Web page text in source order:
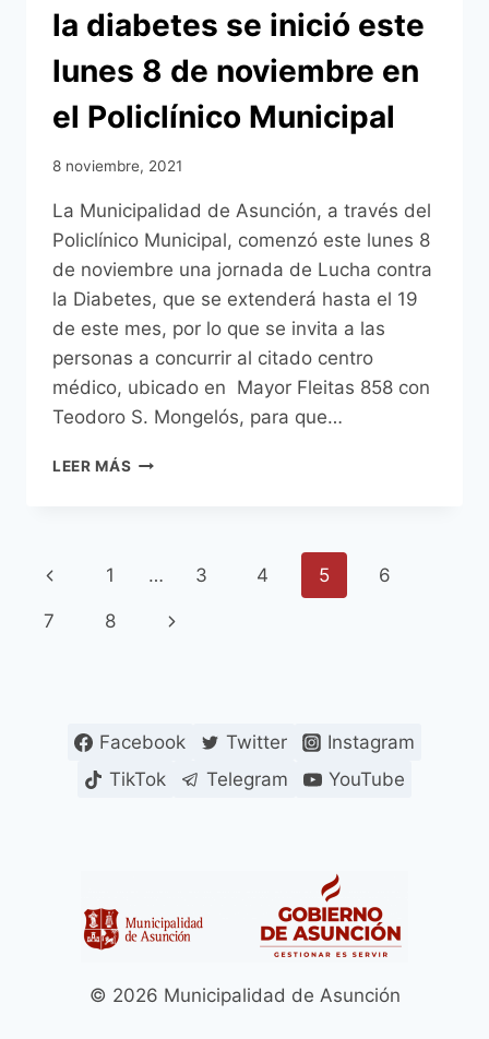
la diabetes se inició este
lunes 8 de noviembre en
el Policlínico Municipal
8 noviembre, 2021
La Municipalidad de Asunción, a través del
Policlínico Municipal, comenzó este lunes 8
de noviembre una jornada de Lucha contra
la Diabetes, que se extenderá hasta el 19
de este mes, por lo que se invita a las
personas a concurrir al citado centro
médico, ubicado en Mayor Fleitas 858 con
Teodoro S. Mongelós, para que…
LEER MÁS JORNADA
DIABETES
INICIÓ
NOVIEMBRE
EL
Navegación
de
Página
anterior
1 … 3 4 5 6
7 8
Siguiente
Facebook Twitter
Instagram
TikTok
Telegram YouTube
© 2026 Municipalidad de Asunción